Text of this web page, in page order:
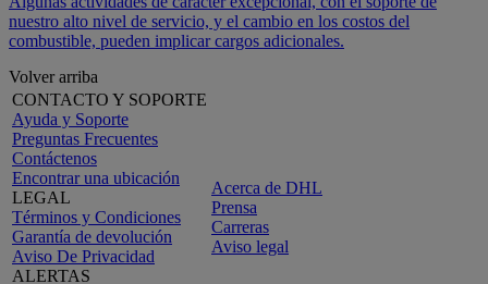
nuestro alto nivel de servicio, y el cambio en los costos del
combustible, pueden implicar cargos adicionales.
Volver arriba
CONTACTO Y SOPORTE
Ayuda y Soporte
Preguntas Frecuentes
Contáctenos
Encontrar una ubicación
LEGAL
Términos y Condiciones
Garantía de devolución
Aviso De Privacidad
ALERTAS
Acerca de DHL
Prensa
Carreras
Aviso legal